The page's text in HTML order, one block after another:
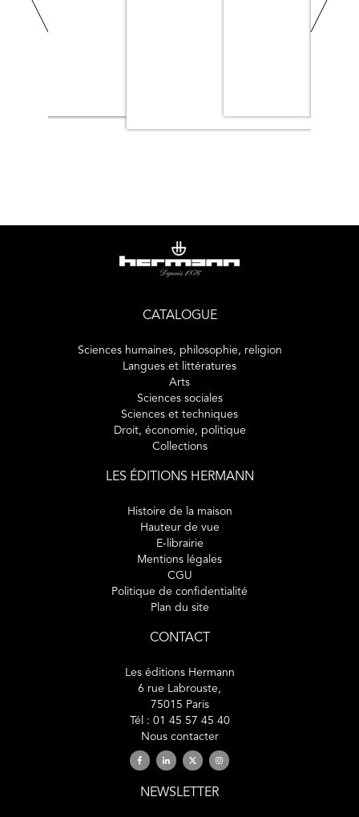
CATALOGUE
Sciences humaines, philosophie, religion
Langues et littératures
Arts
Sciences sociales
Sciences et techniques
Droit, économie, politique
Collections
LES ÉDITIONS HERMANN
Histoire de la maison
Hauteur de vue
E-librairie
Mentions légales
CGU
Politique de confidentialité
Plan du site
CONTACT
Les éditions Hermann
6 rue Labrouste,
75015 Paris
Tél : 01 45 57 45 40
Nous contacter
NEWSLETTER